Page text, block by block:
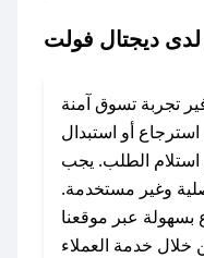
الكوبونات في
### كيف تحصل على كوبونات خصم حصرية من
ديجتال فولت؟
حصرية، قم بما
يلي:
- اضغط على أيقونة متابعة لمتجر ديجتال فولت في
لدى ديجتال فولت
تجربة تسوق آمنة
أو استبدال
خلال 7 أيام من استلام الطلب. يجب
وغير مستخدمة.
بسهولة عبر موقعنا